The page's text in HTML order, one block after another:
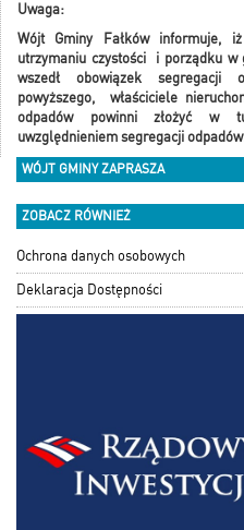
Uwaga:
Wójt Gminy Fałków informuje,
utrzymaniu czystości i porządku w
wszedł obowiązek segregacji
powyższego, właściciele
odpadów powinni złożyć w
uwzględnieniem segregacji
WÓJT GMINY ZAPRASZA
ZOBACZ RÓWNIEŻ
Ochrona danych osobowych
Deklaracja Dostępności